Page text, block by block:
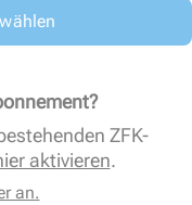
ZFK-
aktivieren.
an.